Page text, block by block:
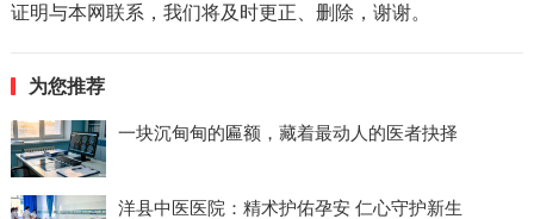
证明与本网联系，我们将及时更正、删除，谢谢。
为您推荐
一块沉甸甸的匾额，藏着最动人的医者抉择
洋县中医医院：精术护佑孕安 仁心守护新生